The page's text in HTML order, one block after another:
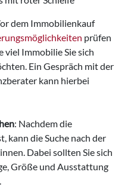
dem Immobilienkauf
prüfen
viel Immobilie Sie sich
Ein Gespräch mit der
kann hierbei
: Nachdem die
kann die Suche nach der
Dabei sollten Sie sich
Größe und Ausstattung